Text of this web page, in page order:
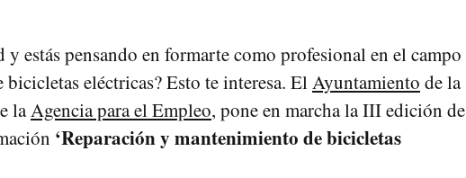
estás pensando en formarte como profesional en el campo
bicicletas eléctricas? Esto te interesa. ElAyuntamiento de la
laAgencia para el Empleo, pone en marcha la III edición de
‘Reparación y mantenimiento de bicicletas